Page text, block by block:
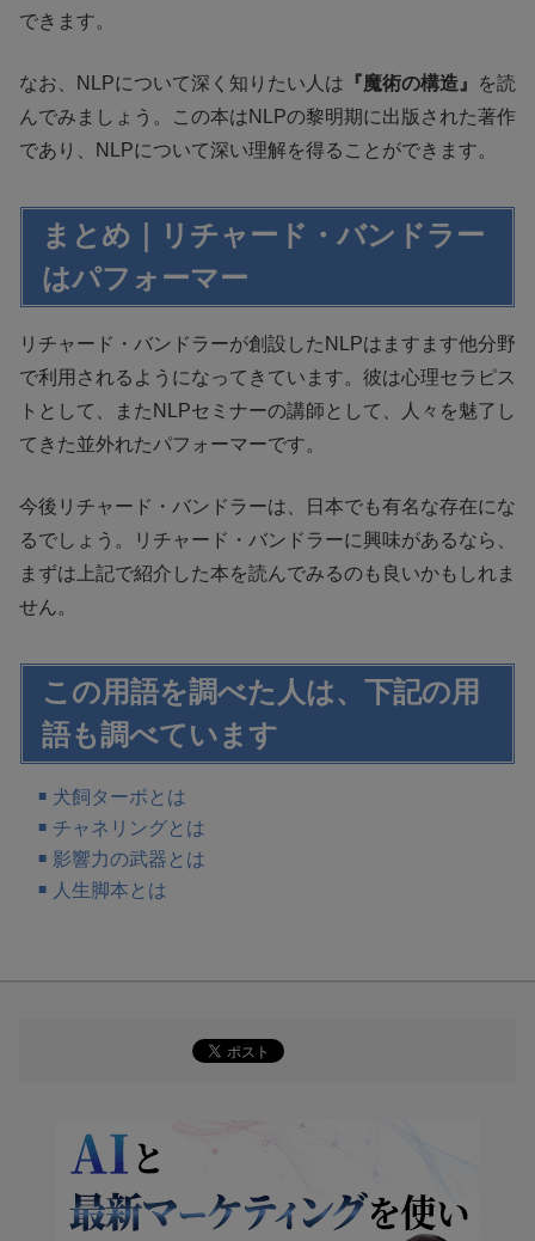
できます。
なお、NLPについて深く知りたい人は 『魔術の構造』
を読
んでみましょう。この本はNLPの黎明期に出版された著作
であり、NLPについて深い理解を得ることができます。
まとめ｜リチャード・バンドラー
はパフォーマー
リチャード・バンドラーが創設したNLPはますます他分野
で利用されるようになってきています。彼は心理セラピス
トとして、またNLPセミナーの講師として、人々を魅了し
てきた並外れたパフォーマーです。
今後リチャード・バンドラーは、日本でも有名な存在にな
るでしょう。リチャード・バンドラーに興味があるなら、
まずは上記で紹介した本を読んでみるのも良いかもしれま
せん。
この用語を調べた人は、下記の用
語も調べています
犬飼ターボとは
チャネリングとは
影響力の武器とは
人生脚本とは